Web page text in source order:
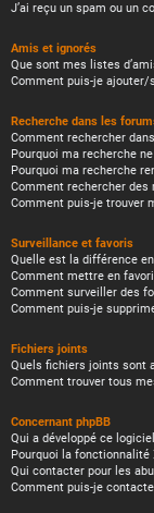
J’ai reçu un spam ou un
Amis et ignorés
Que sont mes listes
Comment puis-je ajouter/
Recherche dans les
Comment rechercher
Pourquoi ma recherche
Pourquoi ma recherche
Comment rechercher des
Comment puis-je trouver
Surveillance et favoris
Quelle est la différence
Comment mettre en
Comment surveiller des
Comment puis-je
Fichiers joints
Quels fichiers joints sont
Comment trouver tous
Concernant phpBB
Qui a développé ce
Pourquoi la fonctionnalité
Qui contacter pour les
Comment puis-je